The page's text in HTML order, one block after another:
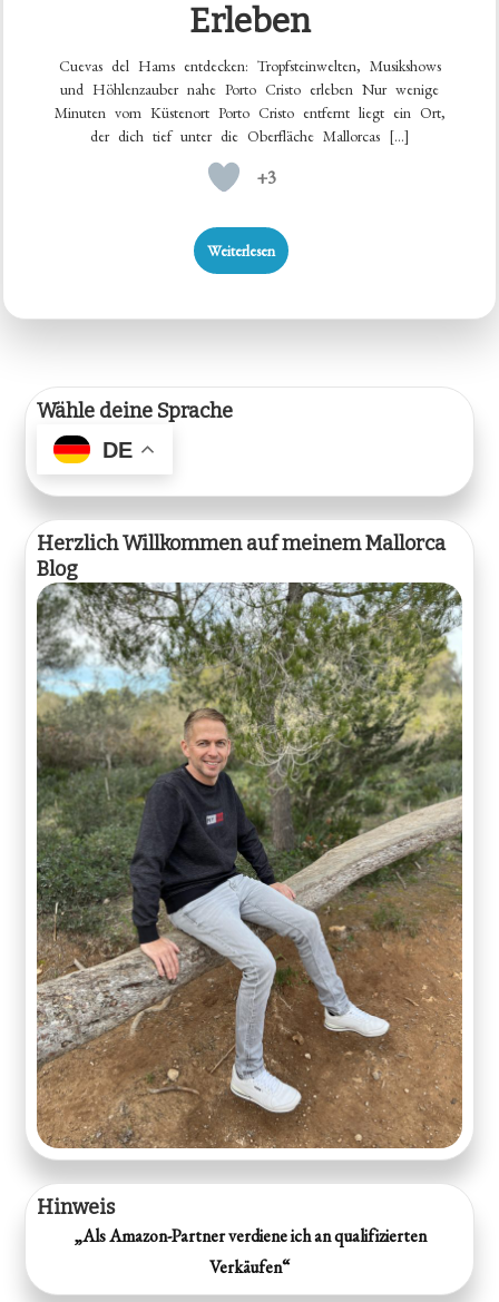
Erleben
Cuevas del Hams entdecken: Tropfsteinwelten, Musikshows
und Höhlenzauber nahe Porto Cristo erleben Nur wenige
Minuten vom Küstenort Porto Cristo entfernt liegt ein Ort,
der dich tief unter die Oberfläche Mallorcas […]
+3
Weiterlesen
Wähle deine Sprache
DE
Herzlich Willkommen auf meinem Mallorca
Blog
Hinweis
„Als Amazon-Partner verdiene ich an qualifizierten
Verkäufen“